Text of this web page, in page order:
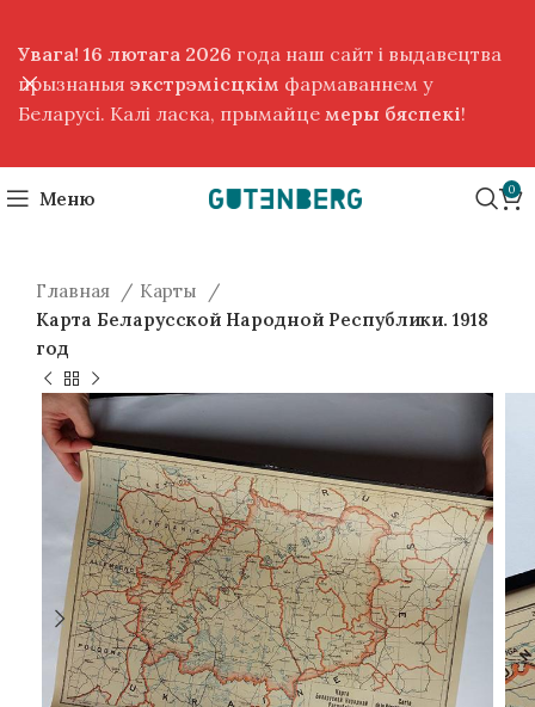
Меню 0
Главная
Карты
Карта Беларусской Народной Республики. 1918
год
Увага! 16 лютага 2026 года наш сайт і выдавецтва
прызнаныя экстрэмісцкім фармаваннем у
Беларусі. Калі ласка, прымайце меры бяспекі!